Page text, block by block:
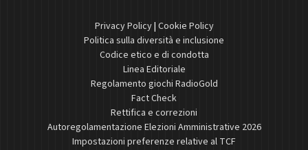
Privacy Policy| Cookie Policy
Politica sulla diversità e inclusione
Codice etico e di condotta
Linea Editoriale
Regolamento giochi RadioGold
Fact Check
Rettifica e correzioni
Autoregolamentazione Elezioni Amministrative 2026
Impostazioni preferenze relative al TCF